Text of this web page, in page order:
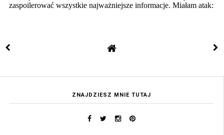
ZNAJDZIESZ MNIE TUTAJ